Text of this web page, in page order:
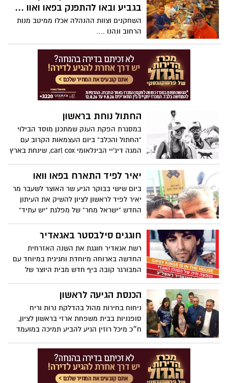
בגביע ובאו להתפנק בפאו ואוו ...
השחקנים וצוות ההנהלה אכלו ממיטב מנות
הרחוב ונהנו ....
החתול נוחת בראשון
במסגרת הפקת הענק שמתכנן מוסד הבילוי
"החתול והכלב" ביום העצמאות הקרוב עם
המגה דיג'יי הבינלאומי carl cox, שינחת בארץ
המוסד התל אביב לtour בארבע ערים שונות
"החתול והכלב" לצמד הבארים בארסה-תרצה
השוכנים גב אל גב בהרצל 34 ראשון לציון
ואיתם יגיעו הדיג'יים המוערכים והותיקים סער
זנגלביץ' וגל עופר.
יאיר לפיד התארח בפאו וואו
ביום שישי בבוקר הגיע שר האוצר לשעבר מר
יאיר לפיד לראשון לציון להשיק את העיתון
החדש "ישראל מחר" של מפלגת "יש עתיד"
למסעדת "פאו וואו" , שם דאגו לפנק אותו
חוגגים סילבסטר באגאדיר
רשת אגאדיר חוגגת את השנה האזרחית
החדשה בארוחה מיוחדת וחגיגית במיוחד עם
המבורגר קובה ביף חדש מבית היוצר של
.בראשון לציון יופיע טוני ארנס אחד מסולני
הכנסת הגיעה לראשון
ניחוח בחירות מהול בהדלקת נרות וריח
סופגניות בבית משפחת ארזי בראשון לציון,
ח״כ מיכל רוזין הגיע להביע תמיכה במועמד